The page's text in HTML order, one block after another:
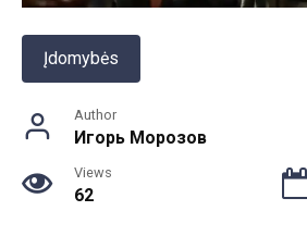
Įdomybės
Author
Игорь Морозов
Views
62